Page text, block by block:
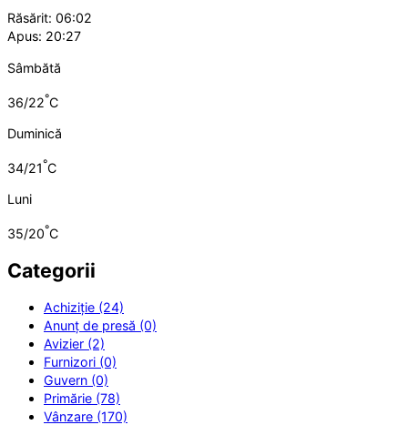
Răsărit: 06:02
Apus: 20:27
Sâmbătă
36/22°C
Duminică
34/21°C
Luni
35/20°C
Categorii
Achiziție (24)
Anunț de presă (0)
Avizier (2)
Furnizori (0)
Guvern (0)
Primărie (78)
Vânzare (170)